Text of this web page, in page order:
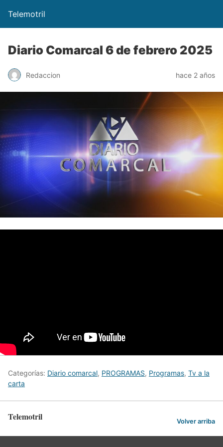
Telemotril
Diario Comarcal 6 de febrero 2025
Redaccion hace 2 años
Categorías: Diario comarcal, PROGRAMAS, Programas, Tv a la
carta
Telemotril Volver arriba